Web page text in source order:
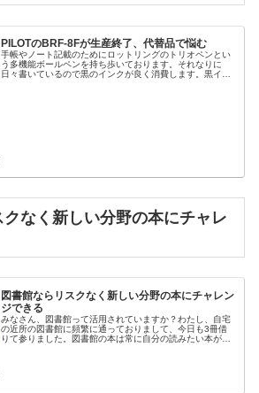
PILOTのBRF-8Fが生産終了、代替品で悩む
手帳やノート記載のためにロットリングのトリオペンとい
う多機能ボールペンを持ち歩いております。それなりに
日々書いているので黒のインクが良く消費します。黒イン
クなく新しい分野の本にチャレ
図書館ならリスクなく新しい分野の本にチャレン
ジできる
みなさん、図書館って活用されていますか？わたし、自宅
の近所の図書館に頻繁に通っておりまして、今日も3冊借
りて参りました。図書館の本は常に自分の読みたい本があ